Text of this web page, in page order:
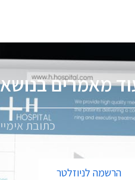
מאמרים בנושא
הרשמה לניוזלטר